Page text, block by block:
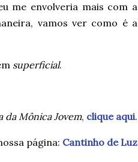
me envolveria mais com a
vamos ver como é a
superficial.
da Mônica Jovem, clique aqui.
página: Cantinho de Luz